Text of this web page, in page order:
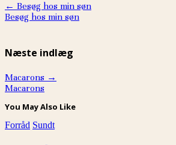
← Besøg hos min søn
Besøg hos min søn
Næste indlæg
Macarons →
Macarons
You May Also Like
Forråd Sundt